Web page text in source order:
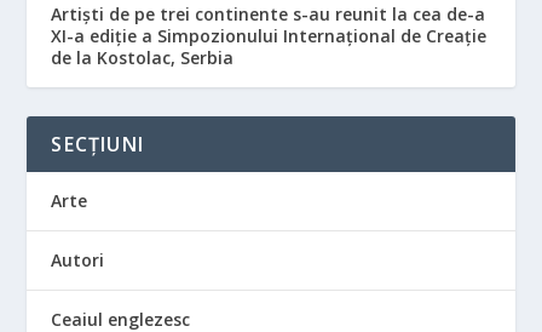
Artiști de pe trei continente s-au reunit la cea de-a
XI-a ediție a Simpozionului Internațional de Creație
de la Kostolac, Serbia
SECȚIUNI
Arte
Autori
Ceaiul englezesc